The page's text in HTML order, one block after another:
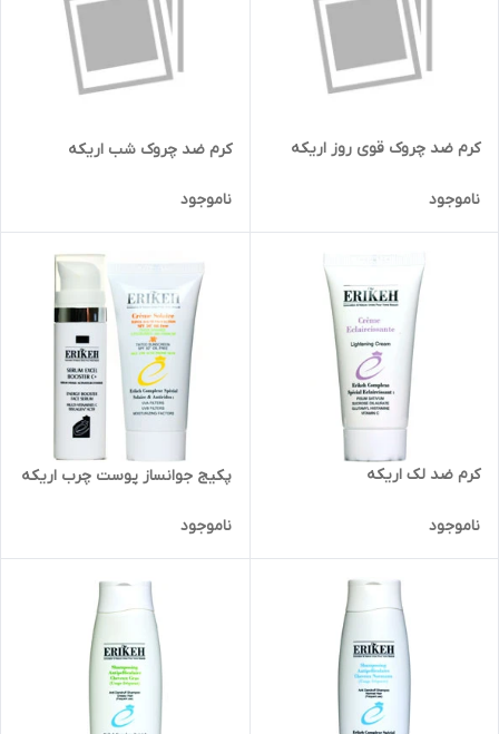
کرم ضد چروک قوی روز اریکه
ناموجود
کرم ضد چروک شب اریکه
ناموجود
کرم ضد لک اریکه
ناموجود
پکیج جوانساز پوست چرب اریکه
ناموجود